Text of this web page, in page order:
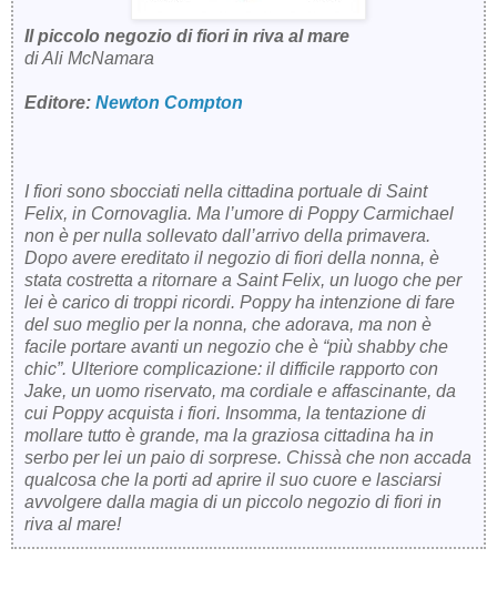
Il piccolo negozio di fiori in riva al mare
di Ali McNamara
Editore: Newton Compton
I fiori sono sbocciati nella cittadina portuale di Saint
Felix, in Cornovaglia. Ma l’umore di Poppy Carmichael
non è per nulla sollevato dall’arrivo della primavera.
Dopo avere ereditato il negozio di fiori della nonna, è
stata costretta a ritornare a Saint Felix, un luogo che per
lei è carico di troppi ricordi. Poppy ha intenzione di fare
del suo meglio per la nonna, che adorava, ma non è
facile portare avanti un negozio che è “più shabby che
chic”. Ulteriore complicazione: il difficile rapporto con
Jake, un uomo riservato, ma cordiale e affascinante, da
cui Poppy acquista i fiori. Insomma, la tentazione di
mollare tutto è grande, ma la graziosa cittadina ha in
serbo per lei un paio di sorprese. Chissà che non accada
qualcosa che la porti ad aprire il suo cuore e lasciarsi
avvolgere dalla magia di un piccolo negozio di fiori in
riva al mare!